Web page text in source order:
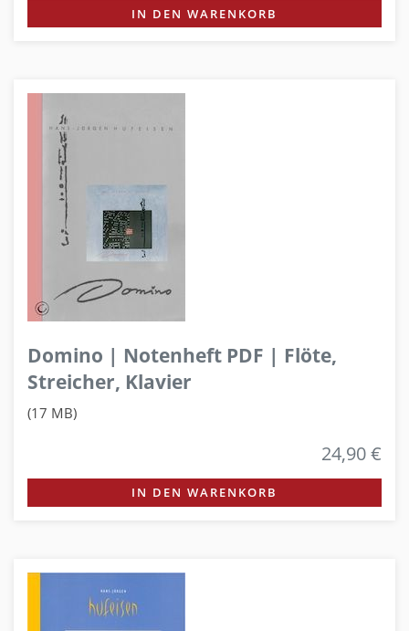
IN DEN WARENKORB
Domino | Notenheft PDF | Flöte,
Streicher, Klavier
(17 MB)
24,90 €
IN DEN WARENKORB